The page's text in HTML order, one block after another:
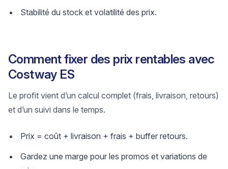
Stabilité du stock et volatilité des prix.
Comment fixer des prix rentables avec
Costway ES
Le profit vient d’un calcul complet (frais, livraison, retours)
et d’un suivi dans le temps.
Prix = coût + livraison + frais + buffer retours.
Gardez une marge pour les promos et variations de